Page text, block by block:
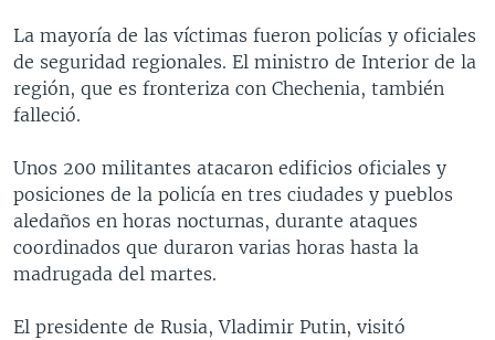
ECUADOR
VENEZUELA
BRASIL
HONDURAS
NICARAGUA
MUNDO
ECONOMÍA
ENTRETENIMIENTO Y CULTURA
TECNOLOGÍA
DEPORTES
CIENCIA Y SALUD
UCRANIA
MULTIMEDIA
VIDEOS
FOTOGRAFÍA
AUDIOS
PROGRAMAS TV
EL MUNDO AL DÍA
FORO INTERAMERICANO
VISIÓN 360
LAS CLAVES
PANORAMA
RADIO
AVANCE INFORMATIVO
AUDIONOTICIAS
BUENOS DÍAS AMÉRICA
ESTADOS UNIDOS AL DÍA
DIRECT
DOCUMENTALES DE LA VOA
La mayoría de las víctimas fueron policías y oficiales
de seguridad regionales. El ministro de Interior de la
región, que es fronteriza con Chechenia, también
falleció.
Unos 200 militantes atacaron edificios oficiales y
posiciones de la policía en tres ciudades y pueblos
aledaños en horas nocturnas, durante ataques
coordinados que duraron varias horas hasta la
madrugada del martes.
El presidente de Rusia, Vladimir Putin, visitó